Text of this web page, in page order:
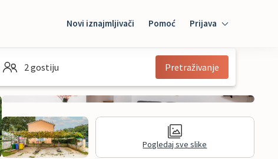
Novi iznajmljivači Pomoć Prijava
Mybooking
2 gostiju Pretraživanje
Pogledaj sve slike